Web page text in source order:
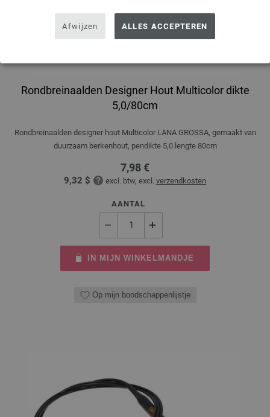
Afwijzen ALLES ACCEPTEREN
Rondbreinaalden Designer Hout Multicolor dikte
5,0/80cm
Rondbreinaalden designer hout Multicolor LANA GROSSA, gemaakt van
duurzaam berkenhout, pendikte 5,0 lengte 80cm
7,98 €
9,32 $ excl. btw, excl. verzendkosten
AANTAL
IN MIJN WINKELMANDJE
Op mijn boodschappenlijstje